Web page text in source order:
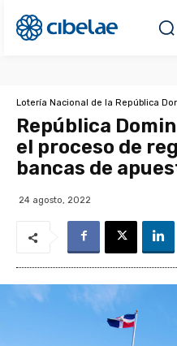
Lotería Nacional de la República
República
el proceso de
bancas de
24 agosto, 2022